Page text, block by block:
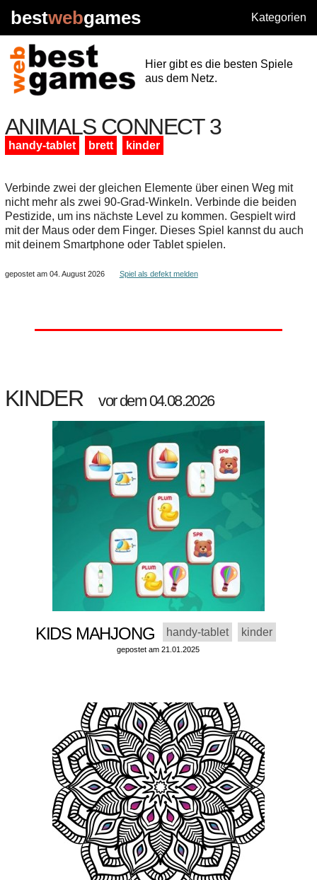
bestwebgames Kategorien
Hier gibt es die besten Spiele
aus dem Netz.
ANIMALS CONNECT 3
handy-tablet brett kinder
Verbinde zwei der gleichen Elemente über einen Weg mit
nicht mehr als zwei 90-Grad-Winkeln. Verbinde die beiden
Pestizide, um ins nächste Level zu kommen. Gespielt wird
mit der Maus oder dem Finger. Dieses Spiel kannst du auch
mit deinem Smartphone oder Tablet spielen.
gepostet am 04. August 2026 Spiel als defekt melden
KINDERvor dem 04.08.2026
KIDS MAHJONG handy-tablet kinder
gepostet am 21.01.2025